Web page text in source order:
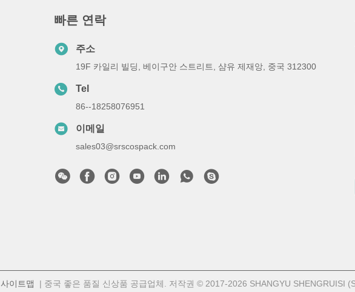
빠른 연락
주소
19F 카일리 빌딩, 베이구안 스트리트, 샴유 제재앙, 중국 312300
Tel
86--18258076951
이메일
sales03@srscospack.com
사이트맵 | 중국 좋은 품질 신상품 공급업체. 저작권 © 2017-2026 SHANGYU SHENGRUISI